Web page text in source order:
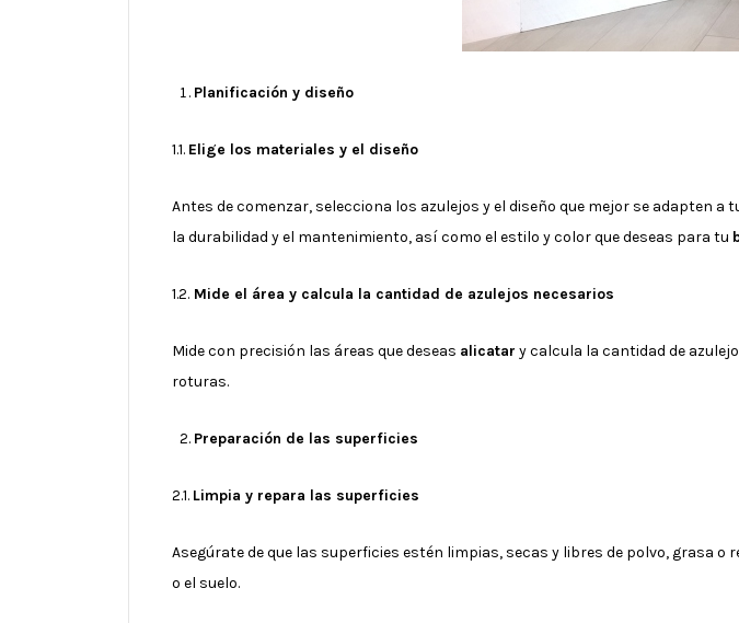
Planificación y diseño
1.1. Elige los materiales y el diseño
Antes de comenzar, selecciona los azulejos y el diseño que mejor se adapten
la durabilidad y el mantenimiento, así como el estilo y color que deseas para tu
1.2. Mide el área y calcula la cantidad de azulejos necesarios
Mide con precisión las áreas que deseas alicatar y calcula la cantidad de
roturas.
Preparación de las superficies
2.1. Limpia y repara las superficies
Asegúrate de que las superficies estén limpias, secas y libres de polvo, grasa
o el suelo.